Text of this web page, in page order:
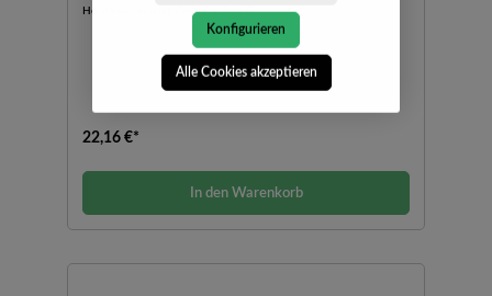
Hersteller: Amarell GmbH & Co KG
22,16 €*
In den Warenkorb
Konfigurieren
Alle Cookies akzeptieren